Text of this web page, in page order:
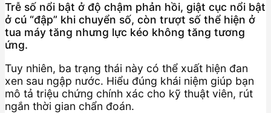
Trễ số nổi bật ở độ chậm phản hồi, giật cục nổi bật
ở cú “đập” khi chuyển số, còn trượt số thể hiện ở
tua máy tăng nhưng lực kéo không tăng tương
ứng.
Tuy nhiên, ba trạng thái này có thể xuất hiện đan
xen sau ngập nước. Hiểu đúng khái niệm giúp bạn
mô tả triệu chứng chính xác cho kỹ thuật viên, rút
ngắn thời gian chẩn đoán.